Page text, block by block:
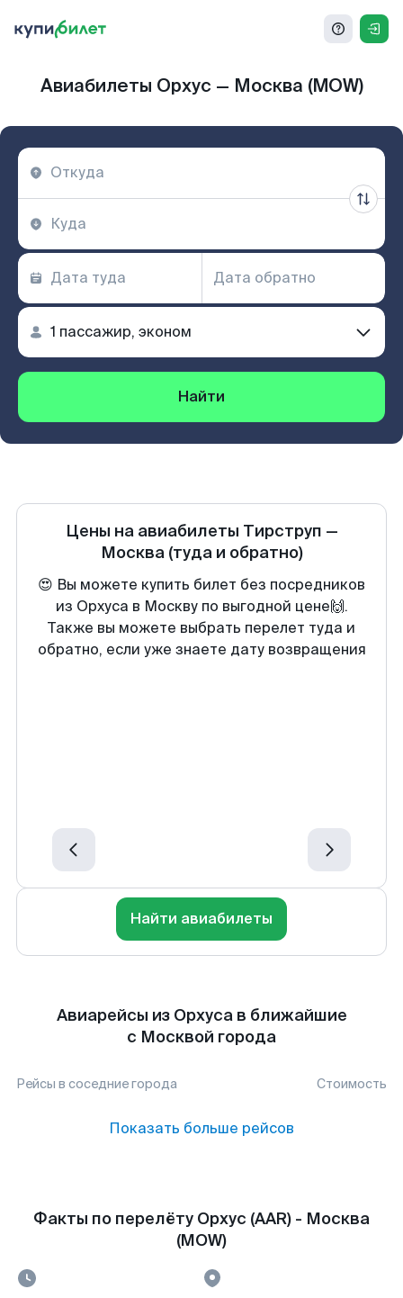
Авиабилеты Орхус — Москва (MOW)
Найти
Цены на авиабилеты Тирструп —
Москва (туда и обратно)
😍 Вы можете купить билет без посредников
из Орхуса в Москву по выгодной цене🙌.
Также вы можете выбрать перелет туда и
обратно, если уже знаете дату возвращения
Найти авиабилеты
Авиарейсы из Орхуса в ближайшие
с Москвой города
Рейсы в соседние города Стоимость
Показать больше рейсов
Факты по перелёту Орхус (AAR) - Москва
(MOW)